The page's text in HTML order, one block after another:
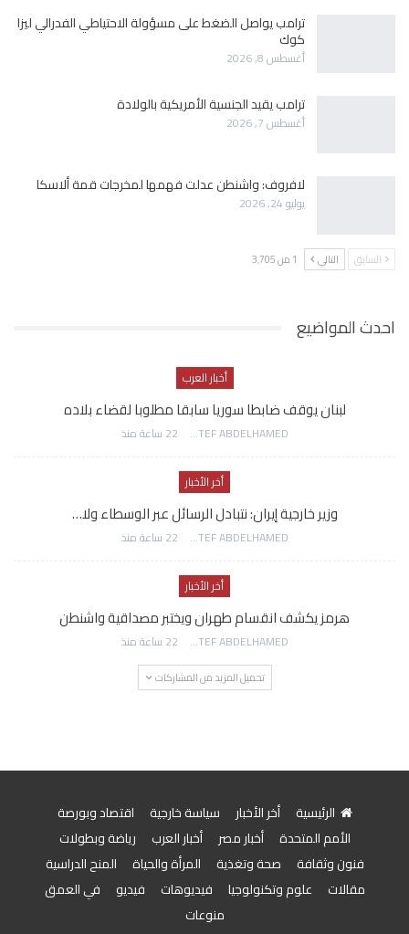
ترامب يواصل الضغط على مسؤولة الاحتياطي الفدرالي ليزا
كوك
أغسطس 8, 2026
ترامب يقيد الجنسية الأمريكية بالولادة
أغسطس 7, 2026
لافروف: واشنطن عدلت فهمها لمخرجات قمة ألاسكا
يوليو 24, 2026
السابق التالي 1 من 3٬705
احدث المواضيع
أخبار العرب
لبنان يوقف ضابطا سوريا سابقا مطلوبا لقضاء بلاده
AWATEF ABDELHAMED 22 ساعة منذ
أخر الأخبار
وزير خارجية إيران: نتبادل الرسائل عبر الوسطاء ولا…
AWATEF ABDELHAMED 22 ساعة منذ
أخر الأخبار
هرمز يكشف انقسام طهران ويختبر مصداقية واشنطن
AWATEF ABDELHAMED 22 ساعة منذ
تحميل المزيد من المشاركات
الرئيسية أخر الأخبار سياسة خارجية
اقتصاد وبورصة
الأمم المتحدة
أخبار مصر أخبار العرب
رياضة وبطولات
فنون وثقافة
صحة وتغذية المرأة والحياة
المنح الدراسية
مقالات
علوم وتكنولوجيا فيديوهات فيديو
في العمق
منوعات